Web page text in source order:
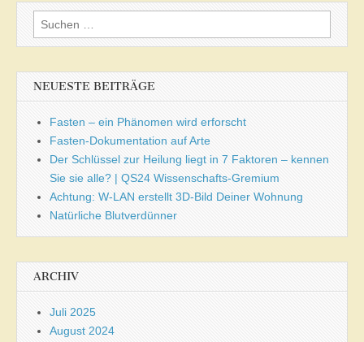
Suchen
nach:
NEUESTE BEITRÄGE
Fasten – ein Phänomen wird erforscht
Fasten-Dokumentation auf Arte
Der Schlüssel zur Heilung liegt in 7 Faktoren – kennen
Sie sie alle? | QS24 Wissenschafts-Gremium
Achtung: W-LAN erstellt 3D-Bild Deiner Wohnung
Natürliche Blutverdünner
ARCHIV
Juli 2025
August 2024